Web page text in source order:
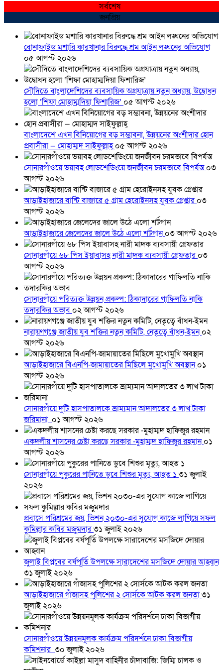
সর্বশেষ
জনপ্রিয়
বোনাফাইড মশারি কারখানার বিরুদ্ধে শ্রম আইন লঙ্ঘনের অভিযোগ
০৫ আগস্ট ২০২৬
সৌদিতে বাংলাদেশিদের ব্যবসায়িক অগ্রযাত্রায় নতুন অধ্যায়, উদ্বোধন
হলো ‘শিফা মোহাম্মদিয়া ফিশারিজ’ ০৫ আগস্ট ২০২৬
বাংলাদেশে এখন বিনিয়োগের বড় সম্ভাবনা, উন্নয়নের অংশীদার হোন
প্রবাসীরা — মোহাম্মদ সাইফুল্লাহ্০৫ আগস্ট ২০২৬
সোনারগাঁওয়ে ভয়াবহ লোডশেডিংয়ে জনজীবন চরমভাবে বিপর্যস্ত০৩
আগস্ট ২০২৬
আড়াইহাজারে বান্টি বাজারে ৫ গ্রাম হেরোইনসহ যুবক গ্রেপ্তার০৩
আগস্ট ২০২৬
আড়াইহাজারে জেলেদের জালে উঠে এলো শর্টগান০৩ আগস্ট ২০২৬
সোনারগাঁয়ে ৬৮ পিস ইয়াবাসহ নারী মাদক ব্যবসায়ী গ্রেফতার০৩
আগস্ট ২০২৬
সোনারগাঁয়ে পরিত্যক্ত উন্নয়ন প্রকল্প: ঠিকাদারের গাফিলতি নাকি
তদারকির অভাব ০২ আগস্ট ২০২৬
নারায়ণগঞ্জে জাতীয় যুব শক্তির নতুন কমিটি, নেতৃত্বে বাঁধন-ইমন০২
আগস্ট ২০২৬
আড়াইহাজারে বিএনপি-জামায়াতের মিছিলে মুখোমুখি অবস্থান০১
আগস্ট ২০২৬
সোনারগাঁয়ে দুটি হাসপাতালকে ভ্রাম্যমান আদালতের ৩ লাখ টাকা
জরিমানা ০১ আগস্ট ২০২৬
একদলীয় শাসনের চেষ্টা করছে সরকার -মুহাম্মদ হাফিজুর রহমান০১
আগস্ট ২০২৬
সোনারগাঁয়ে পুকুরের পানিতে ডুবে শিশুর মৃত্যু, আহত ১ ৩১ জুলাই
২০২৬
প্রবাসে পরিশ্রমের জয়, ভিশন ২০৩০-এর সুযোগ কাজে লাগিয়ে সফল
কুমিল্লার কবির মজুমদার৩১ জুলাই ২০২৬
জুলাই বিপ্লবের বর্ষপূর্তি উপলক্ষে সারাদেশের মসজিদে দোয়ার আহ্বান
৩১ জুলাই ২০২৬
আড়াইহাজারে গাঁজাসহ পুলিশের ২ সোর্সকে আটক করল জনতা৩১
জুলাই ২০২৬
সোনারগাঁওয়ে উন্নয়নমূলক কার্যক্রম পরিদর্শনে ঢাকা বিভাগীয়
কমিশনার ৩০ জুলাই ২০২৬